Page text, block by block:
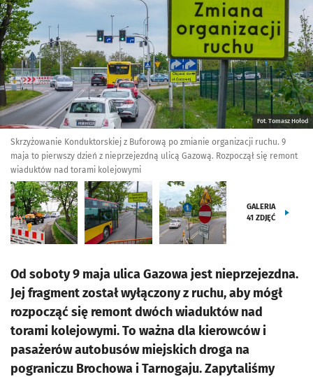
Fot. Tomasz Hołod
Skrzyżowanie Konduktorskiej z Buforową po zmianie organizacji ruchu. 9
maja to pierwszy dzień z nieprzejezdną ulicą Gazową. Rozpoczął się remont
wiaduktów nad torami kolejowymi
GALERIA
41 ZDJĘĆ
Od soboty 9 maja ulica Gazowa jest nieprzejezdna.
Jej fragment został wyłączony z ruchu, aby mógł
rozpocząć się remont dwóch wiaduktów nad
torami kolejowymi. To ważna dla kierowców i
pasażerów autobusów miejskich droga na
pograniczu Brochowa i Tarnogaju. Zapytaliśmy